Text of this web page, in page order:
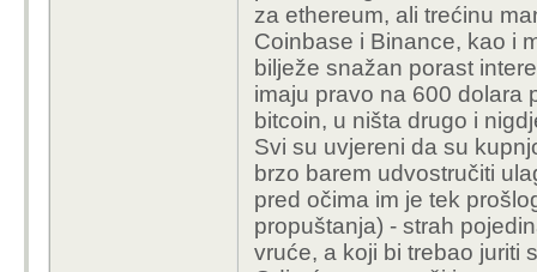
za ethereum, ali trećinu
Coinbase i Binance, kao i
bilježe snažan porast
imaju pravo na 600 dolara
bitcoin, u ništa drugo i
Svi su uvjereni da su
brzo barem udvostručiti
pred očima im je tek
propuštanja) - strah
vruće, a koji bi trebao juriti